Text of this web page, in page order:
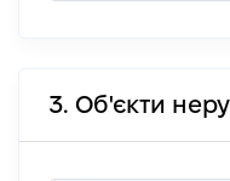
3. Об'єкти